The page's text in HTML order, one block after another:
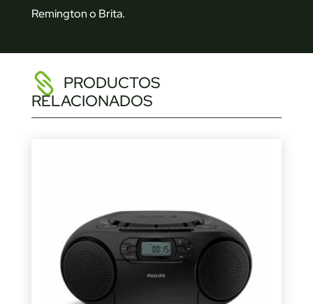
Remington o Brita.
PRODUCTOS
RELACIONADOS